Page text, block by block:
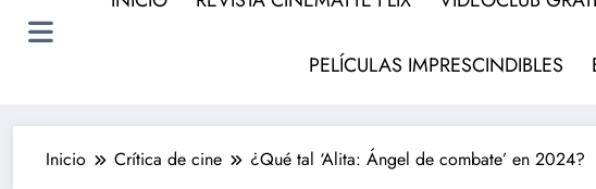
PELÍCULAS IMPRESCINDIBLES
Inicio Crítica de cine ¿Qué tal ‘Alita: Ángel de combate’ en 2024?